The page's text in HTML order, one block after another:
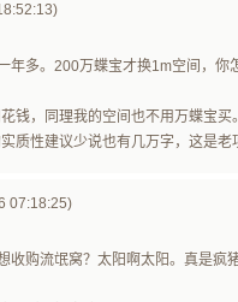
年多。200万蝶宝才换1m空间，
钱，同理我的空间也不用万蝶宝买。
质性建议少说也有几万字，这是老
07:18:25)
收购流氓窝？太阳啊太阳。真是疯